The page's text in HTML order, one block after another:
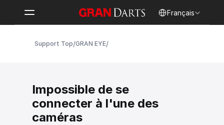
Français
Support Top/GRAN EYE/
Impossible de se
connecter à l'une des
caméras